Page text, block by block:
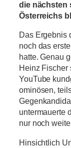
die nächsten
Österreichs
Das Ergebnis
noch das
hatte. Genau
Heinz Fischer
YouTube
ominösen,
untermauerte
nur noch
Hinsichtlich